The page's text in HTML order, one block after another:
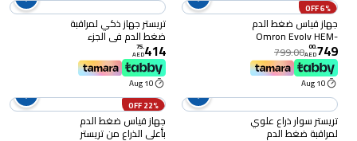
6% OFF
جهاز قياس ضغط الدم
Omron Evolv HEM-
7600T بدون أنبوب
749
.
00
AED
799.00
10 Aug
تريستر جهاز ذكي لمراقبة
ضغط الدم في الجزء
330BPS) - اتصال بلوتوث،
ذاكرة تخزين 200، كشف
ضربات القلب غير المنتظم،
متوافق مع iOS واندرويد
414
.
75
AED
10 Aug
تريستر سوار ذراع علوي
لمراقبة ضغط الدم
22% OFF
جهاز قياس ضغط الدم
بأعلى الذراع من تريستر